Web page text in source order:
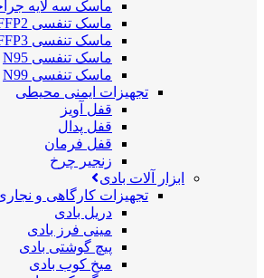
ماسک سه لایه
ماسک تنفسی FFP2
ماسک تنفسی FFP3
ماسک تنفسی N95
ماسک تنفسی N99
تجهیزات ایمنی محیطی
قفل آویز
قفل پدال
قفل فرمان
زنجیر چرخ
ابزار آلات بادی
تجهیزات کارگاهی و
دریل بادی
مینی فرز بادی
پیچ گوشتی بادی
میخ کوب بادی